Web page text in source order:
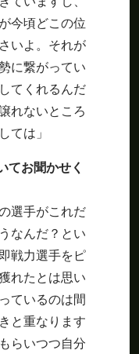
今頃どこの位
いよ。それが
に繋がってい
てくれるんだ
れないところ
ては」
てお聞かせく
選手がこれだ
なんだ？とい
戦力選手をピ
れたとは思い
ているのは間
と重なります
らいつつ自分